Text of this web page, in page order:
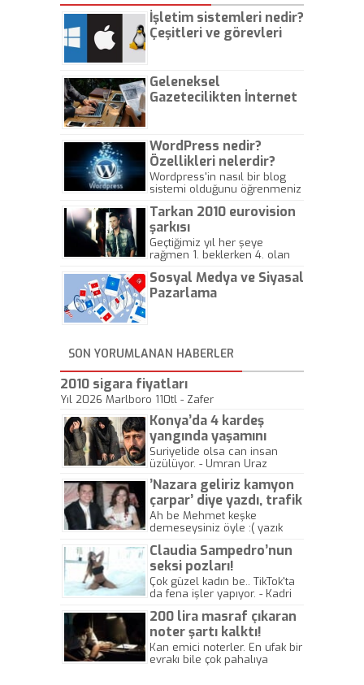
İşletim sistemleri nedir?
Çeşitleri ve görevleri
Geleneksel
Gazetecilikten İnternet
WordPress nedir?
Özellikleri nelerdir?
Wordpress'in nasıl bir blog
sistemi olduğunu öğrenmeniz
Tarkan 2010 eurovision
şarkısı
Geçtiğimiz yıl her şeye
rağmen 1. beklerken 4. olan
gösterisinin bu yarışmada
önemli olmadığını anlamıştır.
Sosyal Medya ve Siyasal
Pazarlama
SON YORUMLANAN HABERLER
2010 sigara fiyatları
Yıl 2026 Marlboro 110tl - Zafer
Konya’da 4 kardeş
yangında yaşamını
yitirdi
Suriyelide olsa can insan
üzülüyor. - Umran Uraz
’Nazara geliriz kamyon
çarpar’ diye yazdı, trafik
kazasında öldü!
Ah be Mehmet keşke
demeseysiniz öyle :( yazık
Claudia Sampedro’nun
seksi pozları!
Çok güzel kadın be.. TikTok'ta
da fena işler yapıyor. - Kadri
200 lira masraf çıkaran
noter şartı kalktı!
Kan emici noterler. En ufak bir
evrakı bile çok pahalıya